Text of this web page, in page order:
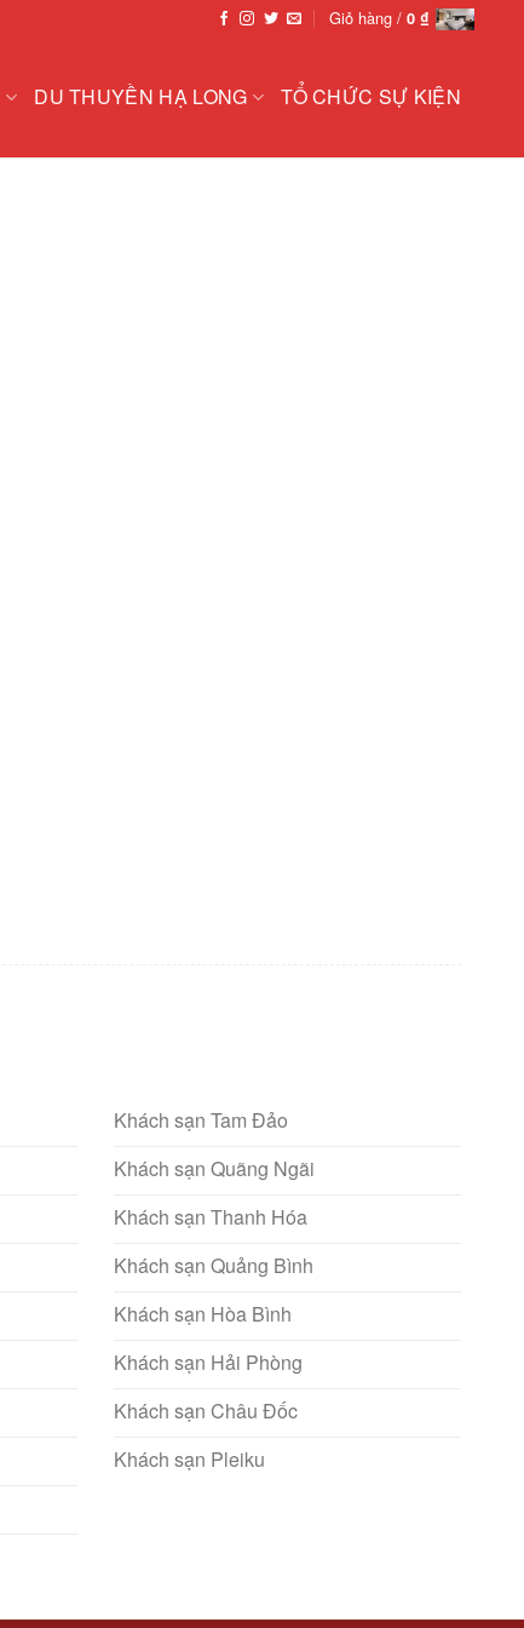
Giỏ hàng / 0 ₫
DU THUYỀN HẠ LONG TỔ CHỨC SỰ KIỆN
Khách sạn Tam Đảo
Khách sạn Quãng Ngãi
Khách sạn Thanh Hóa
Khách sạn Quảng Bình
Khách sạn Hòa Bình
Khách sạn Hải Phòng
Khách sạn Châu Đốc
Khách sạn Pleiku